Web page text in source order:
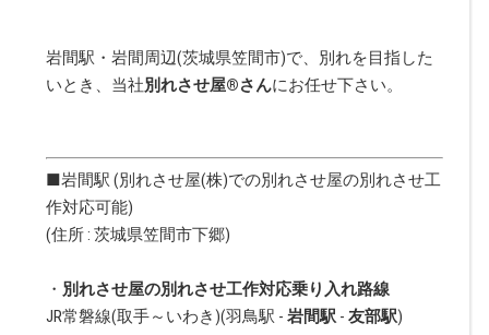
岩間駅・岩間周辺(茨城県笠間市)で、別れを目指した
いとき、当社別れさせ屋®さんにお任せ下さい。
■岩間駅 (別れさせ屋(株)での別れさせ屋の別れさせ工
作対応可能)
(住所 : 茨城県笠間市下郷)
・ 別れさせ屋の別れさせ工作対応乗り入れ路線
JR常磐線(取手～いわき)(羽鳥駅 - 岩間駅 - 友部駅)